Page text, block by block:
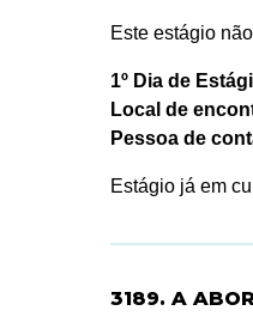
Este estágio
1º Dia de
Local de
Pessoa de
Estágio já em
3189. A